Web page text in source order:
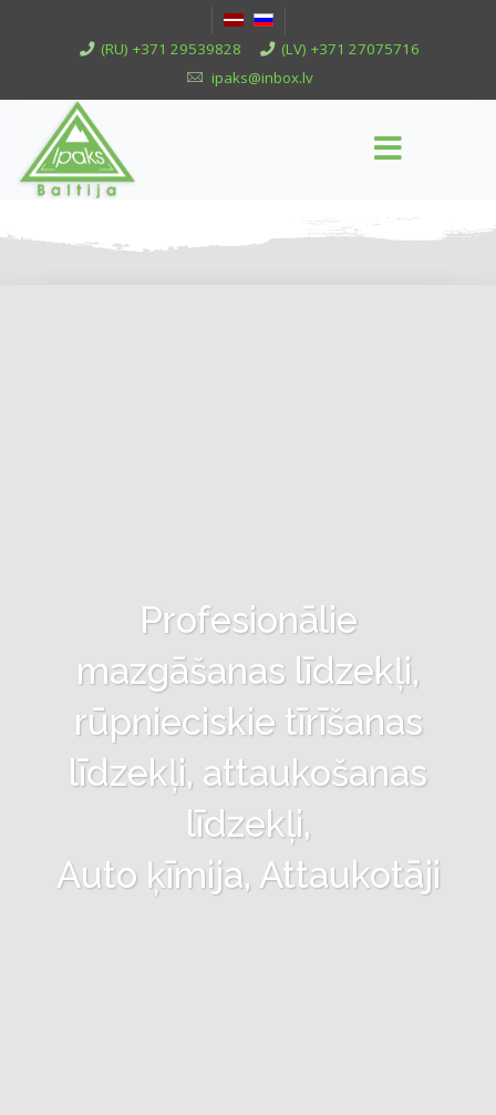
(RU) +371 29539828
(LV) +371 27075716
ipaks@inbox.lv
Profesionālie
mazgāšanas līdzekļi,
rūpnieciskie tīrīšanas
līdzekļi, attaukošanas
līdzekļi,
Auto ķīmija, Attaukotāji